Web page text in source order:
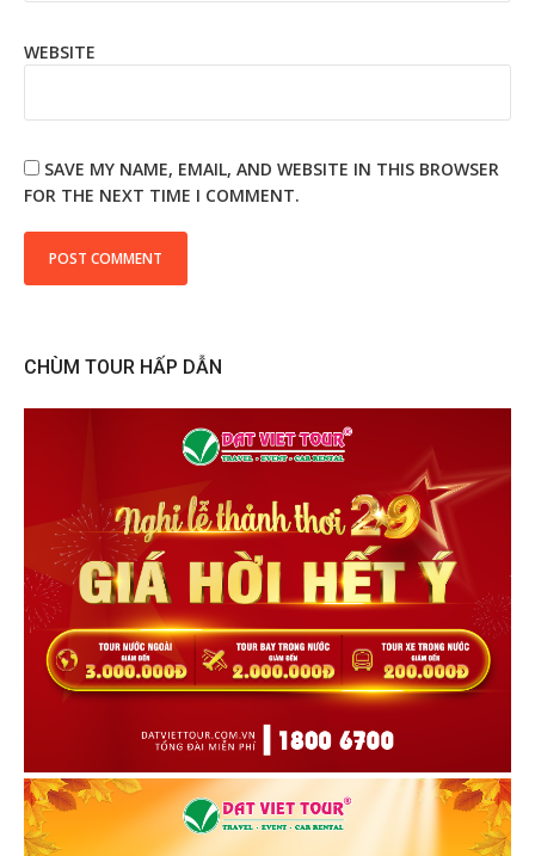
WEBSITE
SAVE MY NAME, EMAIL, AND WEBSITE IN THIS BROWSER
FOR THE NEXT TIME I COMMENT.
CHÙM TOUR HẤP DẪN